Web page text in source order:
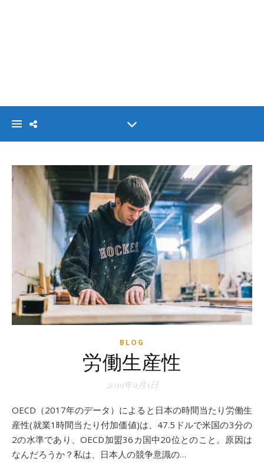
BLOG
労働生産性
2019年9月1日
OECD（2017年のデータ）によると日本の時間当たり労働生
産性(就業1時間当たり付加価値)は、47.5ドルで米国の3分の
2の水準であり、OECD加盟36カ国中20位とのこと。原因は
なんだろうか？私は、日本人の競争意識の…